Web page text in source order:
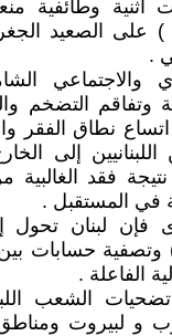
اثنية وطائفية
) على الصعيد
.
والاجتماعي
وتفاقم التضخم
اتساع نطاق الفقر
إلى
فقد الغالبية
في المستقبل .
فإن لبنان
وتصفية حسابات
الفاعلة .
الشعب
و لبيروت